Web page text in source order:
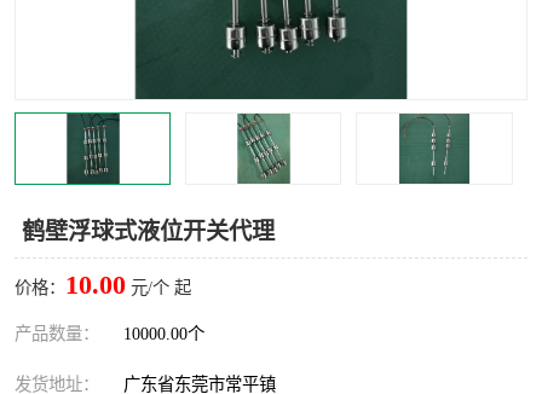
鹤壁浮球式液位开关代理
价格： 10.00 元/个 起
产品数量： 10000.00个
发货地址： 广东省东莞市常平镇